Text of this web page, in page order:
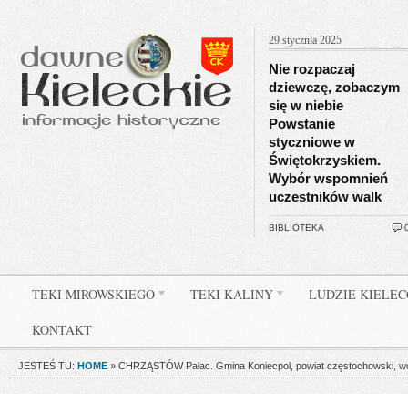
29 stycznia 2025
Nie rozpaczaj
dziewczę, zobaczym
się w niebie
Powstanie
styczniowe w
Świętokrzyskiem.
Wybór wspomnień
uczestników walk
BIBLIOTEKA
TEKI MIROWSKIEGO TEKI KALINY LUDZIE
KONTAKT
JESTEŚ TU: HOME » CHRZĄSTÓW Pałac. Gmina Koniecpol, powiat częstochowski,